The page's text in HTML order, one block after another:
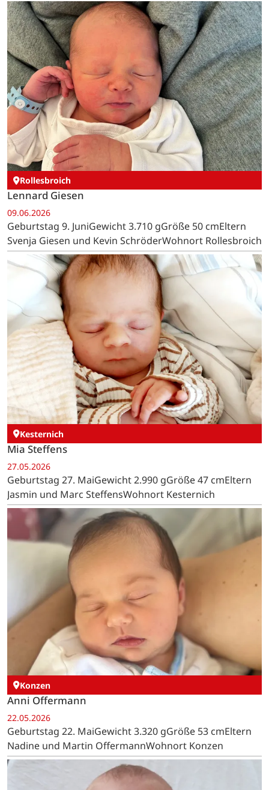
Rollesbroich
Lennard Giesen
09.06.2026
Geburtstag 9. JuniGewicht 3.710 gGröße 50 cmEltern
Svenja Giesen und Kevin SchröderWohnort Rollesbroich
Kesternich
Mia Steffens
27.05.2026
Geburtstag 27. MaiGewicht 2.990 gGröße 47 cmEltern
Jasmin und Marc SteffensWohnort Kesternich
Konzen
Anni Offermann
22.05.2026
Geburtstag 22. MaiGewicht 3.320 gGröße 53 cmEltern
Nadine und Martin OffermannWohnort Konzen